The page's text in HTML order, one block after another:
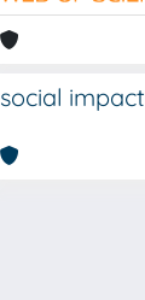
social impact